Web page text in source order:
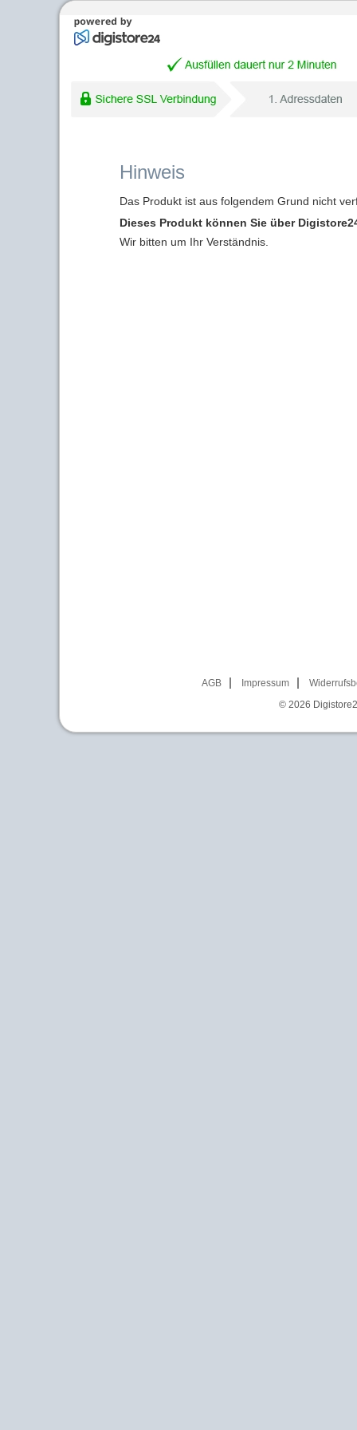
Hinweis
Das Produkt ist aus folgendem Grund nicht
Dieses Produkt können Sie über
Wir bitten um Ihr Verständnis.
AGB Impressum
© 2026